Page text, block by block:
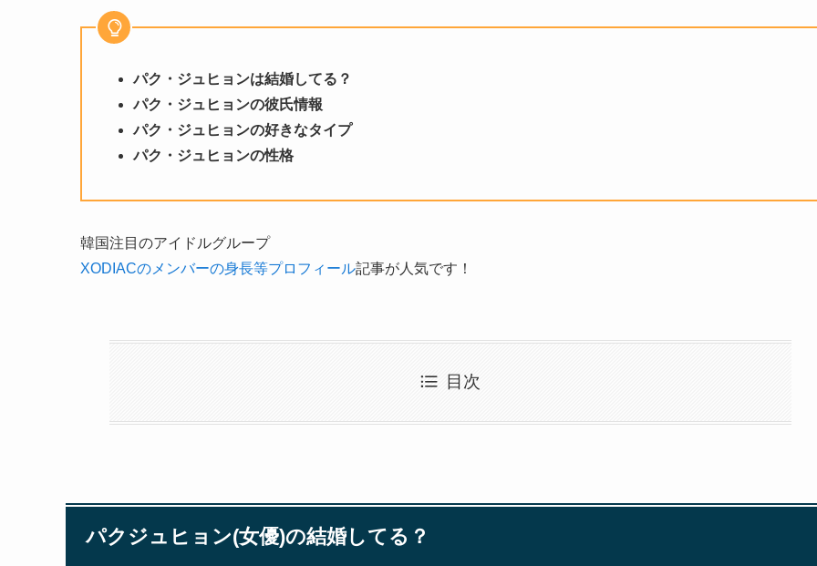
パク・ジュヒョンは結婚してる？
パク・ジュヒョンの彼氏情報
パク・ジュヒョンの好きなタイプ
パク・ジュヒョンの性格
韓国注目のアイドルグループ
XODIACのメンバーの身長等プロフィール記事が人気です！
目次
パクジュヒョン(女優)の結婚してる？